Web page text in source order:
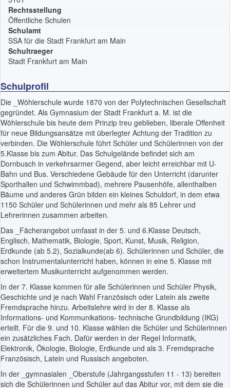
Rechtsstellung
Öffentliche Schulen
Schulamt
SSA für die Stadt Frankfurt am Main
Schultraeger
Stadt Frankfurt am Main
Schulprofil
Die _Wöhlerschule wurde 1870 von der Polytechnischen Gesellschaft
gegründet. Als Gymnasium der Stadt Frankfurt a. M. ist die
Wöhlerschule bis heute dem Prinzip treu geblieben, liberale Offenheit
für neue Bildungsansätze mit überlegter Achtung der Tradition zu
verbinden. Die Wöhlerschule führt Schüler und Schülerinnen von der
5.Klasse bis zum Abitur. Das Schulgelände befindet sich am
Dornbusch in verkehrsarmer Gegend, aber leicht erreichbar mit U-
Bahn und Bus. Verschiedene Gebäude für den Unterricht (darunter
Sporthallen und Schwimmbad), mehrere Pausenhöfe, allenthalben
Bäume und anderes Grün bilden ein kleines Schuldorf, in dem etwa
1150 Schüler und Schülerinnen und mehr als 85 Lehrer und
Lehrerinnen zusammen arbeiten.
Das _Fächerangebot umfasst in der 5. und 6.Klasse Deutsch,
Englisch, Mathematik, Biologie, Sport, Kunst, Musik, Religion,
Erdkunde (ab 5.2), Sozialkunde(ab 6). Schülerinnen und Schüler, die
schon Instrumentalunterricht haben, können in eine 5. Klasse mit
erweitertem Musikunterricht aufgenommen werden.
In der 7. Klasse kommen für alle Schülerinnen und Schüler Physik,
Geschichte und je nach Wahl Französisch oder Latein als zweite
Fremdsprache hinzu. Arbeitslehre wird in der 8. Klasse als
Informations- und Kommunikations- technische Grundbildung (IKG)
erteilt. Für die 9. und 10. Klasse wählen die Schüler und Schülerinnen
ein zusätzliches Fach. Dafür werden in der Regel Informatik,
Elektronik, Ökologie, Biologie, Erdkunde und als 3. Fremdsprache
Französisch, Latein und Russisch angeboten.
In der _gymnasialen _Oberstufe (Jahrgangsstufen 11 - 13) bereiten
sich die Schülerinnen und Schüler auf das Abitur vor, mit dem sie die